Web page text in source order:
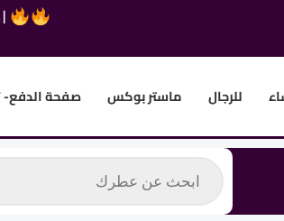
للرجال ماستر بوكس صفحة الدفع- CHECK OUT
Products
search